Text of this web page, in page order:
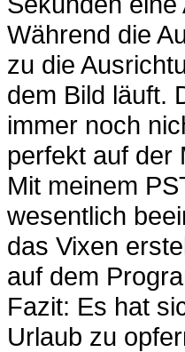
Während die
zu die
dem Bild läuft.
immer noch
perfekt auf der
Mit meinem
wesentlich
das Vixen
auf dem
Fazit: Es hat
Urlaub zu